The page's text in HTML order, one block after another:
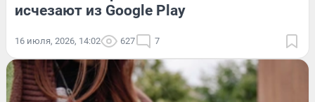
исчезают из Google Play
16 июля, 2026, 14:02 627 7